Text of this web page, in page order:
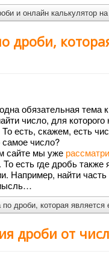
и онлайн калькулятор
дроби,
обязательная тема
число, для
То есть, скажем, есть
самое число?
сайте мы уже
. То есть где дробь
Например, найти
дроби, которая является
дроби от